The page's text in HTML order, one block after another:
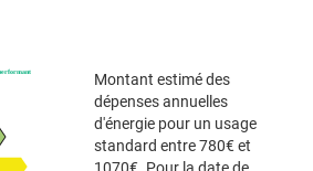
Montant estimé des
dépenses annuelles
d'énergie pour un usage
standard entre 780€ et